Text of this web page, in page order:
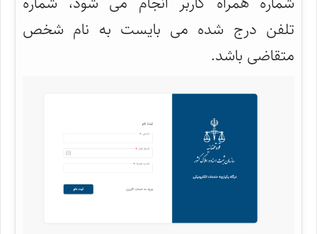
تلفن درج شده می بایست به نام شخص
متقاضی باشد.